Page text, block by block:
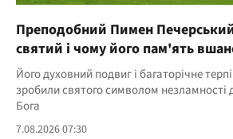
Преподобний Пимен
святий і чому його пам'ять
Його духовний подвиг і багаторічне
зробили святого символом незламності
Бога
7.08.2026 07:30